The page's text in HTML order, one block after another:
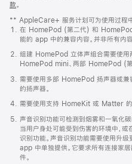
款。
窗
口
中
打
开)
** AppleCare+ 服务计划可为使用过程中
在 HomePod (第二代) 和 HomePod
能的 app 中的兼容内容。并非所有内
组建 HomePod 立体声组合需要使用
HomePod mini、两部 HomePod (
需要使用多部 HomePod 扬声器或兼
的扬声器。
需要使用支持 HomeKit 或 Matter 的
声音识别功能可检测到烟雾和一氧化碳
当用户身处可能受到伤害的环境中，
识别功能。声音识别功能需要使用升
app 中单独提供。它要求所有连接家
件。